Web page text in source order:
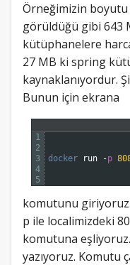
Örneğimizin boyutu
görüldüğü gibi 643
kütüphanelere
27 MB ki spring
kaynaklanıyordur.
Bunun için ekrana
1
2
3
4
5
docker run -p
komutunu
p ile localimizdeki
komutuna eşliyoruz.
yazıyoruz. Komutu